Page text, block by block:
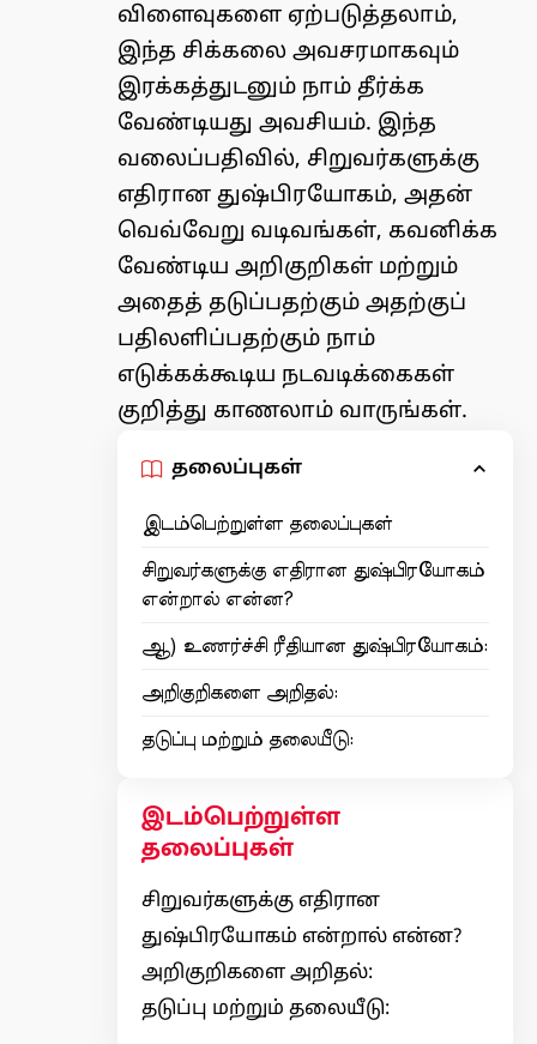
விளைவுகளை ஏற்படுத்தலாம்,
இந்த சிக்கலை அவசரமாகவும்
இரக்கத்துடனும் நாம் தீர்க்க
வேண்டியது அவசியம். இந்த
வலைப்பதிவில், சிறுவர்களுக்கு
எதிரான துஷ்பிரயோகம், அதன்
வெவ்வேறு வடிவங்கள், கவனிக்க
வேண்டிய அறிகுறிகள் மற்றும்
அதைத் தடுப்பதற்கும் அதற்குப்
பதிலளிப்பதற்கும் நாம்
எடுக்கக்கூடிய நடவடிக்கைகள்
குறித்து காணலாம் வாருங்கள்.
தலைப்புகள்
இடம்பெற்றுள்ள தலைப்புகள்
சிறுவர்களுக்கு எதிரான துஷ்பிரயோகம்
என்றால் என்ன?
ஆ) உணர்ச்சி ரீதியான துஷ்பிரயோகம்:
அறிகுறிகளை அறிதல்:
தடுப்பு மற்றும் தலையீடு:
இடம்பெற்றுள்ள
தலைப்புகள்
சிறுவர்களுக்கு எதிரான
துஷ்பிரயோகம் என்றால் என்ன?
அறிகுறிகளை அறிதல்:
தடுப்பு மற்றும் தலையீடு: